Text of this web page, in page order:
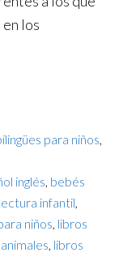
los
para niños,
inglés, bebés
lectura infantil,
niños, libros
, libros